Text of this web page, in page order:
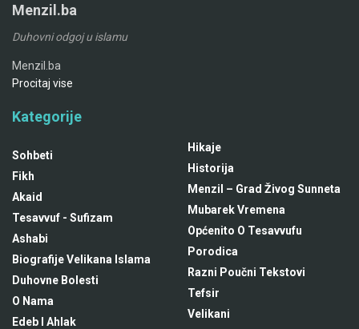
Menzil.ba
Duhovni odgoj u islamu
Menzil.ba
Procitaj vise
Kategorije
Sohbeti
Fikh
Akaid
Tesavvuf - Sufizam
Ashabi
Biografije Velikana Islama
Duhovne Bolesti
O Nama
Edeb I Ahlak
Hikaje
Historija
Menzil – Grad Živog Sunneta
Mubarek Vremena
Općenito O Tesavvufu
Porodica
Razni Poučni Tekstovi
Tefsir
Velikani